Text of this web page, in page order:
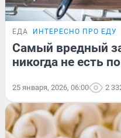
ЕДА ИНТЕРЕСНО ПРО ЕДУ
Самый вредный
никогда не есть
25 января, 2026, 06:00 2